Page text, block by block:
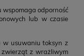
odporność
lub w czasie
w usuwaniu toksyn z
zwierząt z wrażliwym